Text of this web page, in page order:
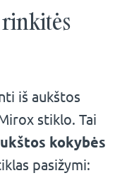
rinkitės
iš aukštos
stiklo. Tai
kokybės
pasižymi: